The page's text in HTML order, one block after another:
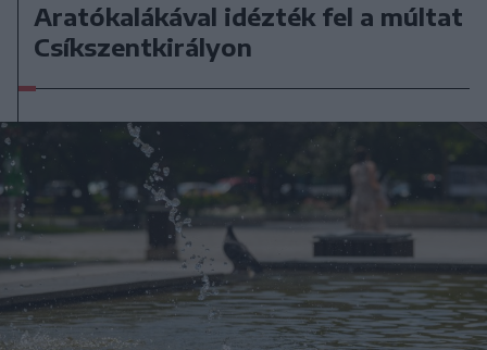
Aratókalákával idézték fel a múltat
Csíkszentkirályon